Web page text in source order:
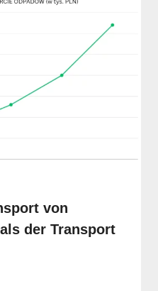
von
der Transport